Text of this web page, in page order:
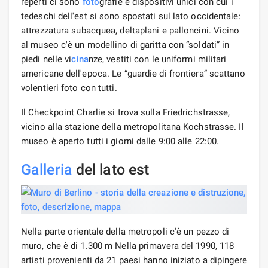
tedeschi dell'est si sono spostati sul lato occidentale:
attrezzatura subacquea, deltaplani e palloncini. Vicino
al museo c'è un modellino di garitta con “soldati” in
piedi nelle vicinanze, vestiti con le uniformi militari
americane dell'epoca. Le “guardie di frontiera” scattano
volentieri foto con tutti.
Il Checkpoint Charlie si trova sulla Friedrichstrasse,
vicino alla stazione della metropolitana Kochstrasse. Il
museo è aperto tutti i giorni dalle 9:00 alle 22:00.
Galleria del lato est
Nella parte orientale della metropoli c'è un pezzo di
muro, che è di 1.300 m Nella primavera del 1990, 118
artisti provenienti da 21 paesi hanno iniziato a dipingere